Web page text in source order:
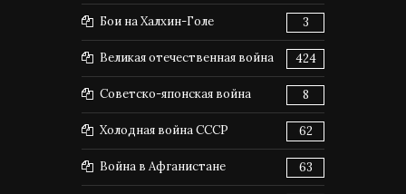
Бои на Халхин-Голе 3
Великая отечественная война 424
Советско-японская война 8
Холодная война СССР 62
Война в Афганистане 63